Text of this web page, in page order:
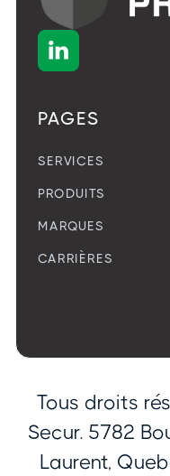

PAGES
SERVICES
PRODUITS
MARQUES
CARRIÈRES
Tous droits
Secur. 5782
Laurent,